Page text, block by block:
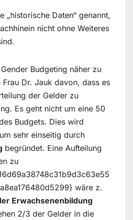
„historische Daten“ genannt,
nicht ohne Weiteres
Budgeting näher zu
Dr. Jauk davon, dass es
der Gelder zu
Es geht nicht um eine 50
Budgets. Dies wird
sehr einseitig durch
begründet. Eine Aufteilung
zu
wäre z.
Erwachsenenbildung
2/3 der Gelder in die